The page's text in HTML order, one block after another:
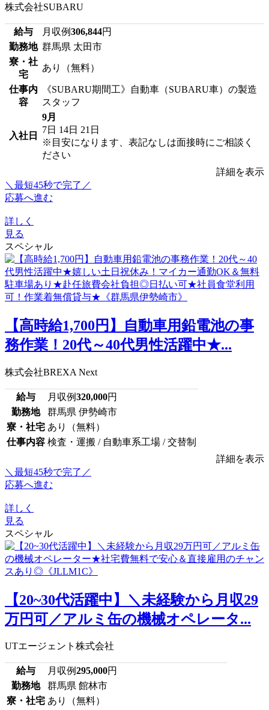
株式会社SUBARU
給与 月収例306,844円
勤務地 群馬県 太田市
寮・社
宅
あり（無料）
仕事内
容
《SUBARU期間工》自動車（SUBARU車）の製造
スタッフ
入社日
9月
7日 14日 21日
※目安になります、表記なしは面接時にご相談く
ださい
詳細を表示
＼最短45秒で完了／
応募へ進む
詳しく
見る
スペシャル
【高時給1,700円】自動車用鉛電池の事
務作業！20代～40代男性活躍中★...
株式会社BREXA Next
給与 月収例320,000円
勤務地
群馬県 伊勢崎市
寮・社宅 あり（無料）
仕事内容 検査・運搬 / 自動車系工場 / 交替制
詳細を表示
＼最短45秒で完了／
応募へ進む
詳しく
見る
スペシャル
【20~30代活躍中】＼未経験から月収29
万円可／アルミ缶の機械オペレータ...
UTエージェント株式会社
給与 月収例295,000円
勤務地
群馬県 館林市
寮・社宅 あり（無料）